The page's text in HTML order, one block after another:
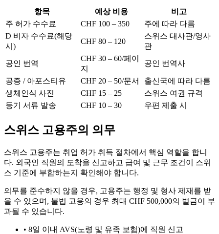
항목 예상 비용
비고
주 허가 수수료
CHF 100 – 350
주에 따라 다름
D 비자 수수료(해당
시)
CHF 80 – 120
스위스 대사관/영사
관
공인 번역
CHF 30 – 60/페이
지
공인 번역사
공증 / 아포스티유 CHF 20 – 50/문서
출신국에 따라 다름
생체인식 사진
CHF 15 – 25
스위스 여권 규격
등기 서류 발송
CHF 10 – 30 우편 제출 시
스위스 고용주의 의무
스위스 고용주는 취업 허가 취득 절차에서 핵심 역할을 합니
다. 외국인 직원의 도착을 신고하고 급여 및 근무 조건이 스위
스 기준에 부합하는지 확인해야 합니다.
의무를 준수하지 않을 경우, 고용주는 행정 및 형사 제재를 받
을 수 있으며, 불법 고용의 경우 최대 CHF 500,000의 벌금이 부
과될 수 있습니다.
• 8일 이내 AVS(노령 및 유족 보험)에 직원 신고